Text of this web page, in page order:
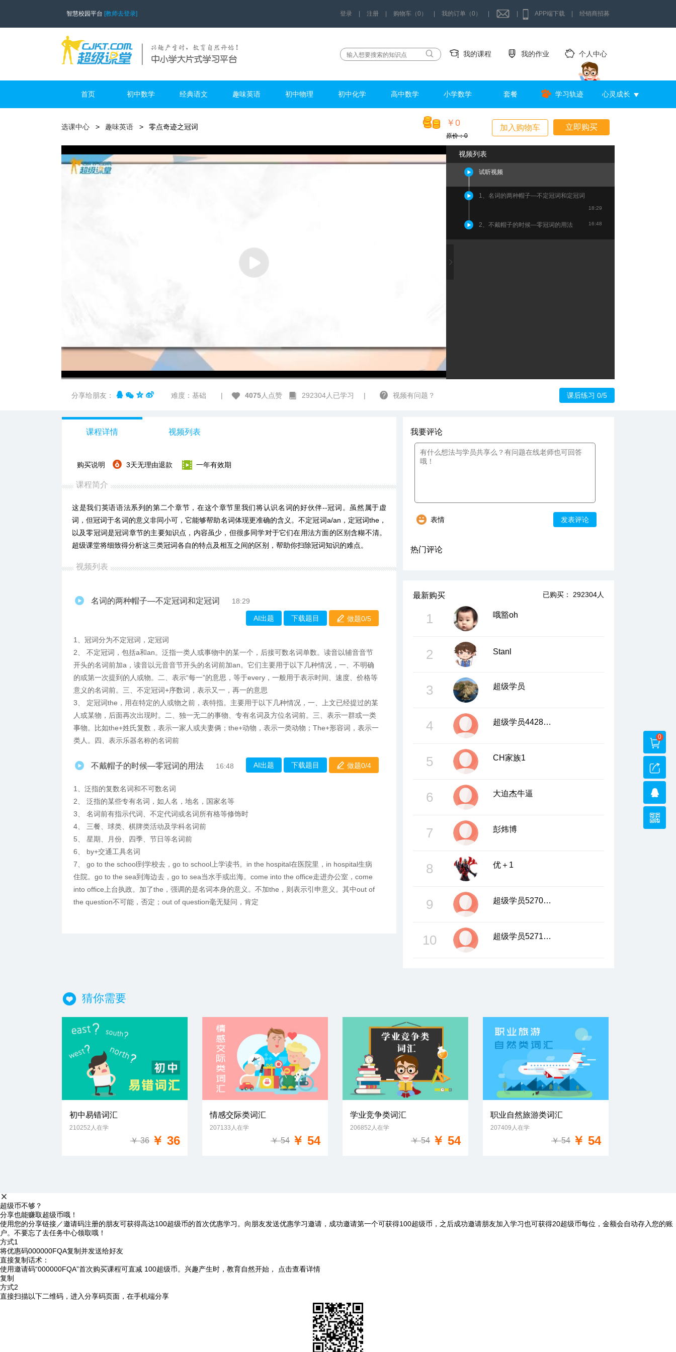
智慧校园平台 [教师去登录] 登录 注册 购物车（0） 我的订单（0） APP端下载 经销商招募
我的课程 我的作业 个人中心
首页 初中数学 经典语文 趣味英语 初中物理 初中化学 高中数学 小学数学 套餐 学习轨迹 心灵成长
立即购买
加入购物车
￥0
原价：0
选课中心 趣味英语 零点奇迹之冠词
00:00 / 01:41 高清 1x
视频列表
试听视频
1、名词的两种帽子—不定冠词和定冠词
18:29
2、不戴帽子的时候—零冠词的用法 16:48
分享给朋友： 难度：基础 | 4075人点赞 292304人已学习 | 视频有问题？ 课后练习 0/5
课程详情 视频列表
购买说明 3天无理由退款 一年有效期
课程简介
这是我们英语语法系列的第二个章节，在这个章节里我们将认识名词的好伙伴--冠词。虽然属于虚
词，但冠词于名词的意义非同小可，它能够帮助名词体现更准确的含义。不定冠词a/an，定冠词the，
以及零冠词是冠词章节的主要知识点，内容虽少，但很多同学对于它们在用法方面的区别含糊不清。
超级课堂将细致得分析这三类冠词各自的特点及相互之间的区别，帮助你扫除冠词知识的难点。
视频列表
名词的两种帽子—不定冠词和定冠词 18:29
AI出题 下载题目 做题0/5
1、冠词分为不定冠词，定冠词
2、 不定冠词，包括a和an。泛指一类人或事物中的某一个，后接可数名词单数。读音以辅音音节
开头的名词前加a，读音以元音音节开头的名词前加an。它们主要用于以下几种情况，一、不明确
的或第一次提到的人或物。二、表示“每一”的意思，等于every，一般用于表示时间、速度、价格等
意义的名词前。三、不定冠词+序数词，表示又一，再一的意思
3、 定冠词the，用在特定的人或物之前，表特指。主要用于以下几种情况，一、上文已经提过的某
人或某物，后面再次出现时。二、独一无二的事物、专有名词及方位名词前。三、表示一群或一类
事物。比如the+姓氏复数，表示一家人或夫妻俩；the+动物，表示一类动物；The+形容词，表示一
类人。四、表示乐器名称的名词前
不戴帽子的时候—零冠词的用法 16:48 AI出题 下载题目 做题0/4
1、泛指的复数名词和不可数名词
2、 泛指的某些专有名词，如人名，地名，国家名等
3、 名词前有指示代词、不定代词或名词所有格等修饰时
4、 三餐、球类、棋牌类活动及学科名词前
5、 星期、月份、四季、节日等名词前
6、 by+交通工具名词
7、 go to the school到学校去，go to school上学读书。in the hospital在医院里，in hospital生病
住院。go to the sea到海边去，go to sea当水手或出海。come into the office走进办公室，come
into office上台执政。加了the，强调的是名词本身的意义。不加the，则表示引申意义。其中out of
the question不可能，否定；out of question毫无疑问，肯定
我要评论
发表评论
表情
热门评论
已购买： 292304人
最新购买
1 哦豁oh
2 Stanl
3 超级学员
4 超级学员4428490
5 CH家族1
6 大迫杰牛逼
7 彭炜博
8 优＋1
9 超级学员5270722
10 超级学员5271112
猜你需要
初中易错词汇
210252人在学
￥ 36 ￥ 36
情感交际类词汇
207133人在学
￥ 54 ￥ 54
学业竞争类词汇
206852人在学
￥ 54 ￥ 54
职业自然旅游类词汇
207409人在学
￥ 54 ￥ 54
0
超级币不够？
分享也能赚取超级币哦！
使用您的分享链接／邀请码注册的朋友可获得高达100超级币的首次优惠学习。向朋友发送优惠学习邀请，成功邀请第一个可获得100超级币，之后成功邀请朋友加入学习也可获得20超级币每位，金额会自动存入您的账
户。不要忘了去任务中心领取哦！
方式1
将优惠码000000FQA复制并发送给好友
直接复制话术：
使用邀请码“000000FQA”首次购买课程可直减 100超级币。兴趣产生时，教育自然开始， 点击查看详情
复制
方式2
直接扫描以下二维码，进入分享码页面，在手机端分享